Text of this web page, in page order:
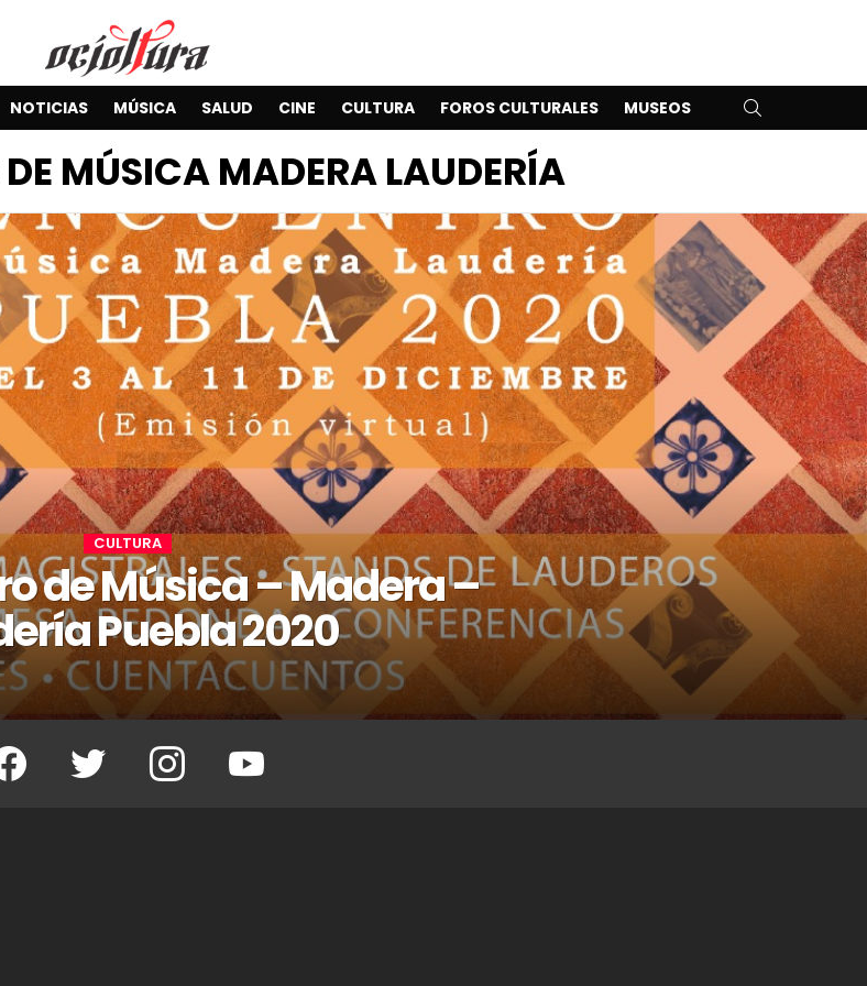
NOTICIAS MÚSICA SALUD CINE CULTURA FOROS CULTURALES MUSEOS
MÚSICA MADERA LAUDERÍA
CULTURA
de Música – Madera –
Puebla 2020
Facebook Twitter Instagram Youtube